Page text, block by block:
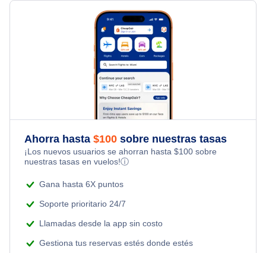
Ahorra hasta $100 sobre nuestras tasas
¡Los nuevos usuarios se ahorran hasta $100 sobre
nuestras tasas en vuelos!ⓘ
Gana hasta 6X puntos
Soporte prioritario 24/7
Llamadas desde la app sin costo
Gestiona tus reservas estés donde estés